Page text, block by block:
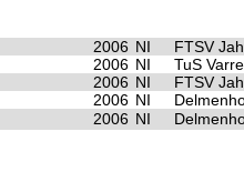
2006 NI
FTSV
2006 NI
TuS
2006 NI
FTSV
2006 NI
2006 NI